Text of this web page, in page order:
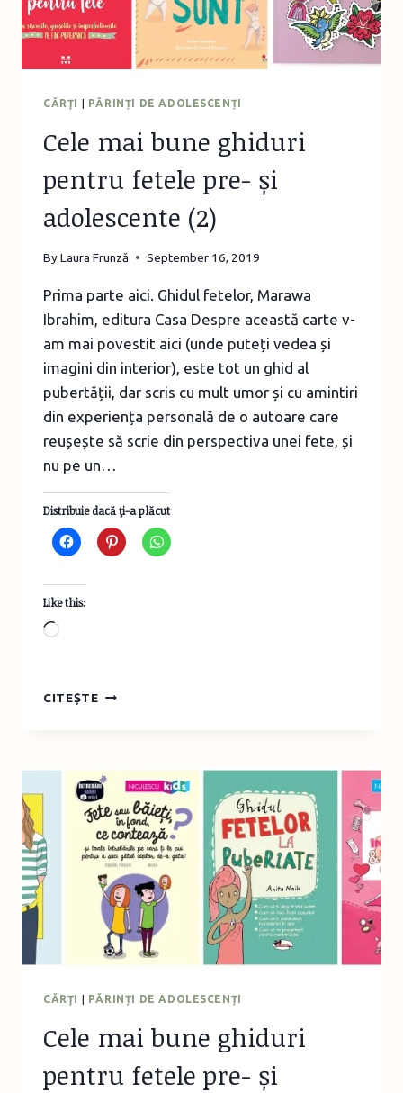
CĂRŢI PĂRINȚI DE ADOLESCENȚI
Cele mai bune ghiduri
pentru fetele pre- și
adolescente (2)
ByLaura Frunză September 16, 2019
Prima parte aici. Ghidul fetelor, Marawa
Ibrahim, editura Casa Despre această carte v-
am mai povestit aici (unde puteți vedea și
imagini din interior), este tot un ghid al
pubertății, dar scris cu mult umor și cu amintiri
din experiența personală de o autoare care
reușește să scrie din perspectiva unei fete, și
nu pe un…
Distribuie dacă ţi-a plăcut
Like this:
Loading…
CITEȘTECELE
PENTRU
FETELE
PRE-
ȘI
ADOLESCENTE
(2)
CĂRŢI | PĂRINȚI DE ADOLESCENȚI
Cele mai bune ghiduri
pentru fetele pre- și